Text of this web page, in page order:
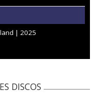
| 2025
DISCOS